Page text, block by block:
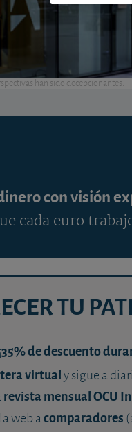
han sido decepcionantes.
con visión
cada euro
TU
de descuento
virtualy sigue a
revista mensual OCU
web acomparadores